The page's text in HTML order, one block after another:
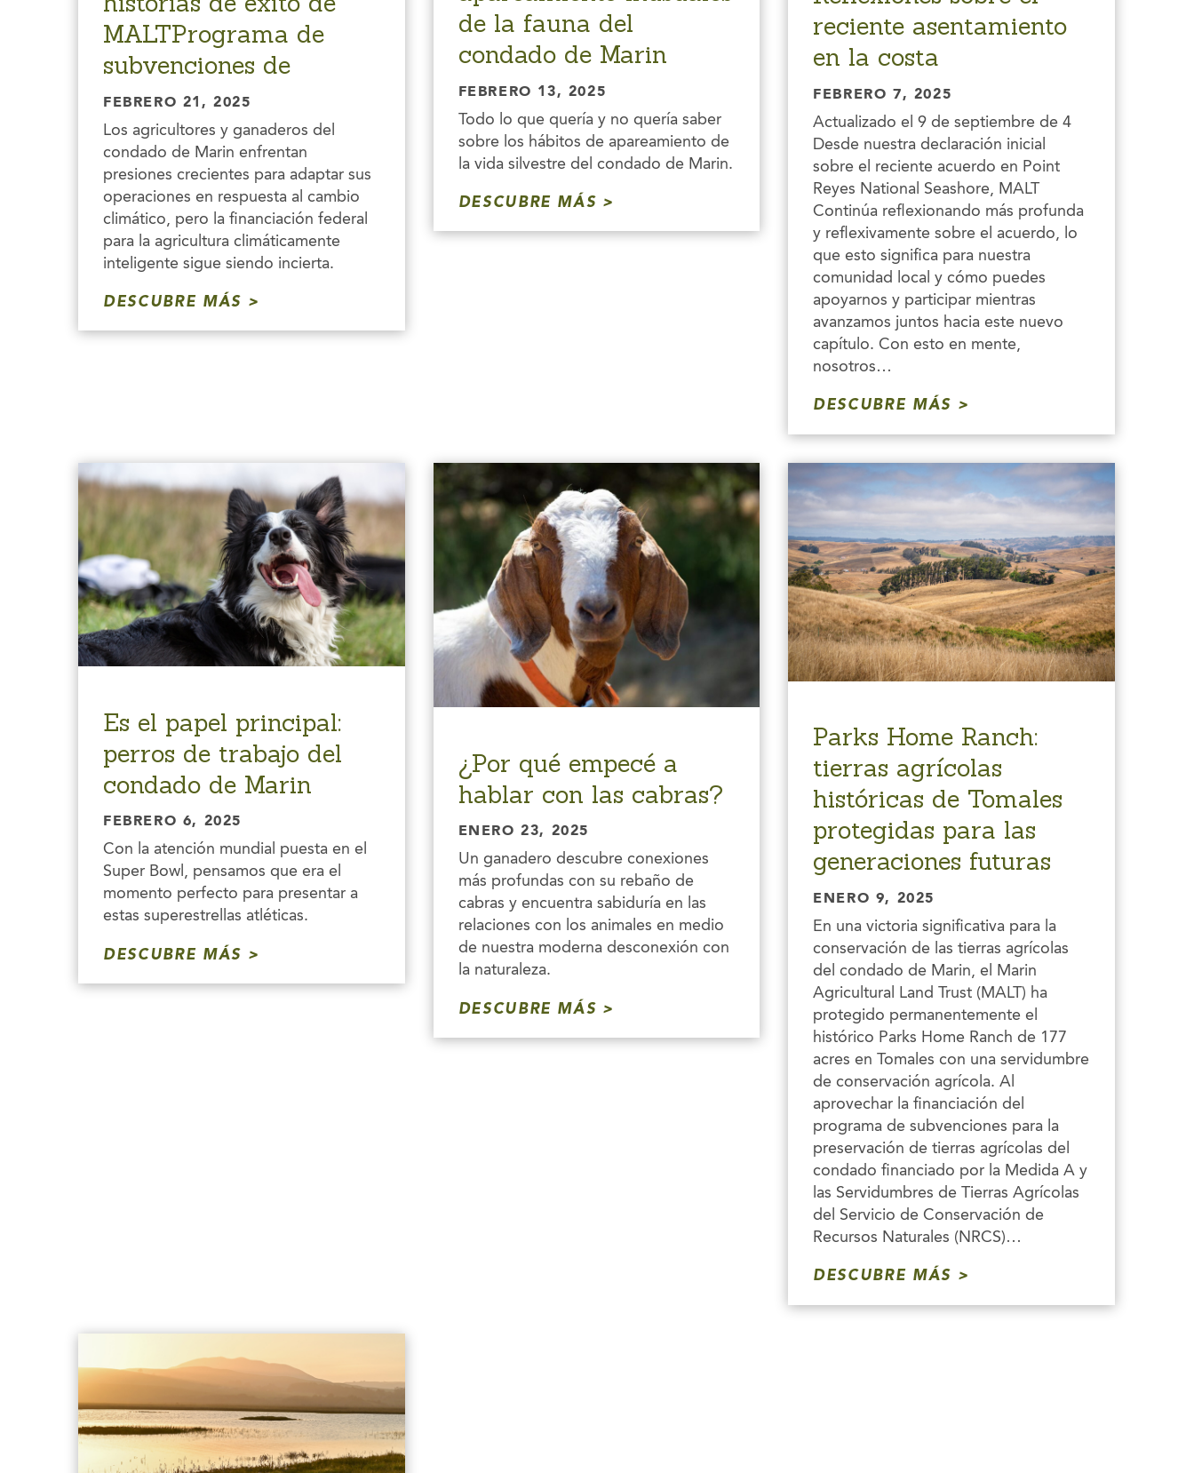
MALTPrograma de
subvenciones de
FEBRERO 21, 2025
Los agricultores y ganaderos del
condado de Marin enfrentan
presiones crecientes para adaptar sus
operaciones en respuesta al cambio
climático, pero la financiación federal
para la agricultura climáticamente
inteligente sigue siendo incierta.
DESCUBRE MÁS
de la fauna del
condado de Marin
FEBRERO 13, 2025
Todo lo que quería y no quería saber
sobre los hábitos de apareamiento de
la vida silvestre del condado de Marin.
DESCUBRE MÁS
reciente asentamiento
en la costa
FEBRERO 7, 2025
Actualizado el 9 de septiembre de 4
Desde nuestra declaración inicial
sobre el reciente acuerdo en Point
Reyes National Seashore, MALT
Continúa reflexionando más profunda
y reflexivamente sobre el acuerdo, lo
que esto significa para nuestra
comunidad local y cómo puedes
apoyarnos y participar mientras
avanzamos juntos hacia este nuevo
capítulo. Con esto en mente,
nosotros…
DESCUBRE MÁS
Es el papel principal:
perros de trabajo del
condado de Marin
FEBRERO 6, 2025
Con la atención mundial puesta en el
Super Bowl, pensamos que era el
momento perfecto para presentar a
estas superestrellas atléticas.
DESCUBRE MÁS
¿Por qué empecé a
hablar con las cabras?
ENERO 23, 2025
Un ganadero descubre conexiones
más profundas con su rebaño de
cabras y encuentra sabiduría en las
relaciones con los animales en medio
de nuestra moderna desconexión con
la naturaleza.
DESCUBRE MÁS
Parks Home Ranch:
tierras agrícolas
históricas de Tomales
protegidas para las
generaciones futuras
ENERO 9, 2025
En una victoria significativa para la
conservación de las tierras agrícolas
del condado de Marin, el Marin
Agricultural Land Trust (MALT) ha
protegido permanentemente el
histórico Parks Home Ranch de 177
acres en Tomales con una servidumbre
de conservación agrícola. Al
aprovechar la financiación del
programa de subvenciones para la
preservación de tierras agrícolas del
condado financiado por la Medida A y
las Servidumbres de Tierras Agrícolas
del Servicio de Conservación de
Recursos Naturales (NRCS)…
DESCUBRE MÁS